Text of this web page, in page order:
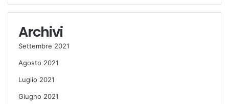
Archivi
Settembre 2021
Agosto 2021
Luglio 2021
Giugno 2021